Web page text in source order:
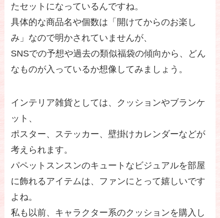
たセットになっているんですね。
具体的な商品名や個数は「開けてからのお楽し
み」なので明かされていませんが、
SNSでの予想や過去の類似福袋の傾向から、どん
なものが入っているか想像してみましょう。
インテリア雑貨としては、クッションやブランケ
ット、
ポスター、ステッカー、壁掛けカレンダーなどが
考えられます。
パペットスンスンのキュートなビジュアルを部屋
に飾れるアイテムは、ファンにとって嬉しいです
よね。
私も以前、キャラクター系のクッションを購入し